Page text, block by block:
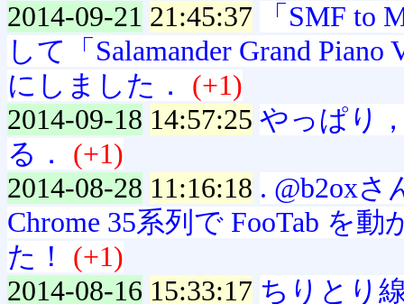
2014-09-21 21:45:37
「SMF to
して「Salamander Grand
にしました．
(+1)
2014-09-18 14:57:25 やっぱり
る．
(+1)
2014-08-28 11:16:18 . @b2ox
Chrome 35系列で FooTab を
た！
(+1)
2014-08-16 15:33:17 ちりとり